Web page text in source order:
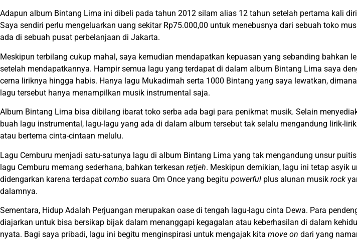
Adapun album Bintang Lima ini dibeli pada tahun 2012 silam alias 12 tahun setelah pertama kali
Saya sendiri perlu mengeluarkan uang sekitar Rp75.000,00 untuk menebusnya dari sebuah toko
ada di sebuah pusat perbelanjaan di Jakarta.
Meskipun terbilang cukup mahal, saya kemudian mendapatkan kepuasan yang sebanding bahkan
setelah mendapatkannya. Hampir semua lagu yang terdapat di dalam album Bintang Lima saya
cerna liriknya hingga habis. Hanya lagu Mukadimah serta 1000 Bintang yang saya lewatkan,
lagu tersebut hanya menampilkan musik instrumental saja.
Album Bintang Lima bisa dibilang ibarat toko serba ada bagi para penikmat musik. Selain
buah lagu instrumental, lagu-lagu yang ada di dalam album tersebut tak selalu mengandung lirik-
atau bertema cinta-cintaan melulu.
Lagu Cemburu menjadi satu-satunya lagu di album Bintang Lima yang tak mengandung unsur
lagu Cemburu memang sederhana, bahkan terkesan retjeh. Meskipun demikian, lagu ini tetap asyik
didengarkan karena terdapat combo suara Om Once yang begitu powerful plus alunan musik rock
dalamnya.
Sementara, Hidup Adalah Perjuangan merupakan oase di tengah lagu-lagu cinta Dewa. Para
diajarkan untuk bisa bersikap bijak dalam menanggapi kegagalan atau keberhasilan di dalam
nyata. Bagi saya pribadi, lagu ini begitu menginspirasi untuk mengajak kita move on dari yang